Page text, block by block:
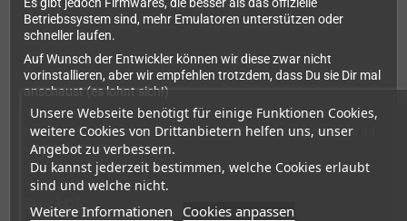
Unsere Webseite benötigt für einige Funktionen Cookies,
weitere Cookies von Drittanbietern helfen uns, unser
Angebot zu verbessern.
Du kannst jederzeit bestimmen, welche Cookies erlaubt
sind und welche nicht.
Weitere Informationen Cookies anpassen
Es gibt jedoch Firmwares, die besser als das offizielle
Betriebssystem sind, mehr Emulatoren unterstützen oder
schneller laufen.
Auf Wunsch der Entwickler können wir diese zwar nicht
vorinstallieren, aber wir empfehlen trotzdem, dass Du sie Dir mal
anschaust (es lohnt sich!)
Hier ist der Unterschied zwischen den Betriebssystemen, die du
wählen kannst:
StockOS: